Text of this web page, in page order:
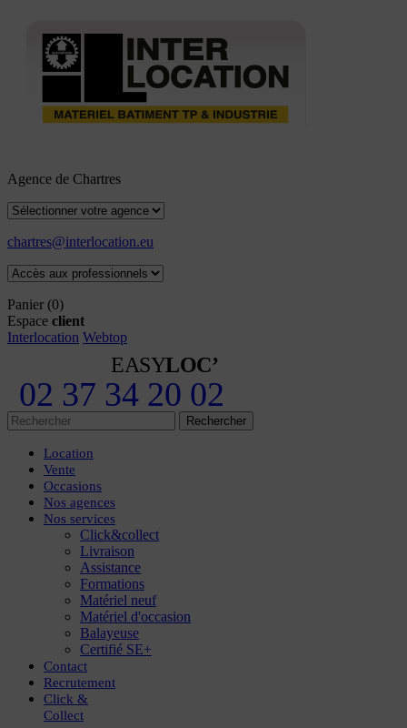
Agence de Chartres
chartres@interlocation.eu
Panier (0)
Espace client
Interlocation Webtop
EASYLOC’
02 37 34 20 02
Rechercher
Location
Vente
Occasions
Nos agences
Nos services
Click&collect
Livraison
Assistance
Formations
Matériel neuf
Matériel d'occasion
Balayeuse
Certifié SE+
Contact
Recrutement
Click &
Collect